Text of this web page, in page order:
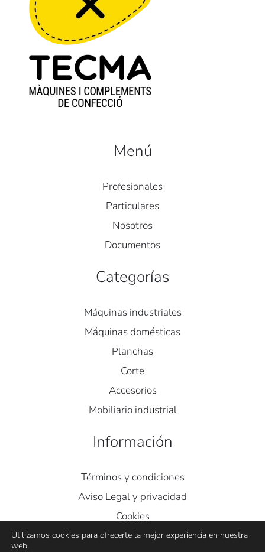
Menú
Profesionales
Particulares
Nosotros
Documentos
Categorías
Máquinas industriales
Máquinas domésticas
Planchas
Corte
Accesorios
Mobiliario industrial
Información
Términos y condiciones
Aviso Legal y privacidad
Cookies
Contacto
Utilizamos cookies para ofrecerte la mejor experiencia en nuestra
web.